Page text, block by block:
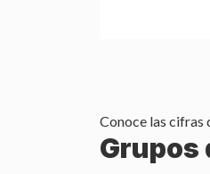
Conoce las cifras
Grupos